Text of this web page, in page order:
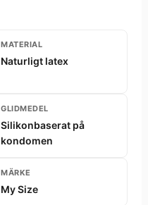
MATERIAL
Naturligt latex
GLIDMEDEL
Silikonbaserat på
kondomen
MÄRKE
My Size